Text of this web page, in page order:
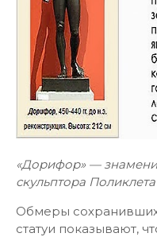
«Дорифор» —
скульптора Поликлета
Обмеры
статуи показывают,